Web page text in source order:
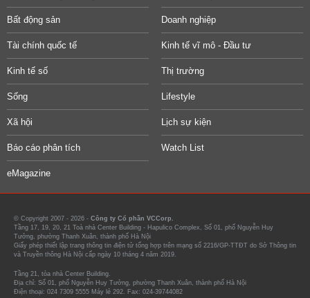
Bất động sản Doanh nghiệp
Tài chính quốc tế Kinh tế vĩ mô - Đầu tư
Kinh tế số Thị trường
Sống Lifestyle
Xã hội Lịch sự kiện
Báo cáo phân tích Watch List
eMagazine
© Copyright 2007 - 2026 - Công ty Cổ phần VCCorp.
Tầng 17, 19, 20, 21 Toà nhà Center Building - Hapulico Complex, Số 01, phố Nguyễn Huy
Tưởng, phường Thanh Xuân, thành phố Hà Nội
Giấy phép thiết lập trang thông tin điện tử tổng hợp trên mạng số 2216/GP-TTĐT do Sở Thông tin
và Truyền thông Hà Nội cấp ngày 10 tháng 4 năm 2019.
Tầng 21, tòa nhà Center Building.
Địa chỉ: Số 01, phố Nguyễn Huy Tưởng, phường Thanh Xuân, thành phố Hà Nội
Điện thoại: 024 7309 5555 Máy lẻ 292. Fax: 024-39744082